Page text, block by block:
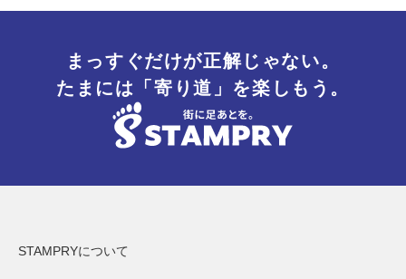
まっすぐだけが正解じゃない。
たまには「寄り道」を楽しもう。
STAMPRYについて